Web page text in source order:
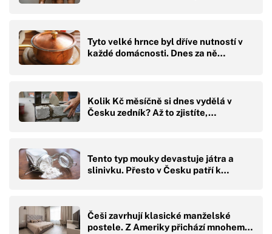
Tyto velké hrnce byl dříve nutností v
každé domácnosti. Dnes za ně…
Kolik Kč měsíčně si dnes vydělá v
Česku zedník? Až to zjistíte,…
Tento typ mouky devastuje játra a
slinivku. Přesto v Česku patří k…
Češi zavrhují klasické manželské
postele. Z Ameriky přichází mnohem…